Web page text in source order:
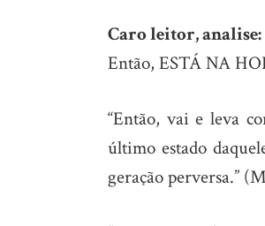
Caro leitor, analise:
Então, ESTÁ NA
“Então, vai e leva
último estado
geração perversa.”